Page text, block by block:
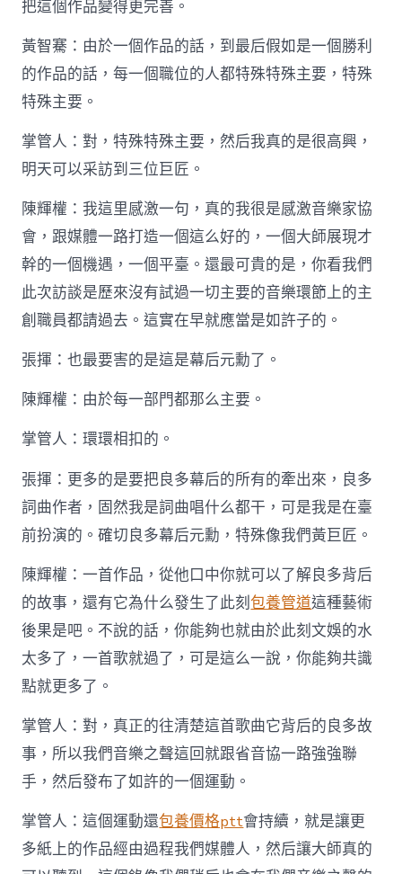
把這個作品變得更完善。
黃智騫：由於一個作品的話，到最后假如是一個勝利
的作品的話，每一個職位的人都特殊特殊主要，特殊
特殊主要。
掌管人：對，特殊特殊主要，然后我真的是很高興，
明天可以采訪到三位巨匠。
陳輝權：我這里感激一句，真的我很是感激音樂家協
會，跟媒體一路打造一個這么好的，一個大師展現才
幹的一個機遇，一個平臺。還最可貴的是，你看我們
此次訪談是歷來沒有試過一切主要的音樂環節上的主
創職員都請過去。這實在早就應當是如許子的。
張揮：也最要害的是這是幕后元勳了。
陳輝權：由於每一部門都那么主要。
掌管人：環環相扣的。
張揮：更多的是要把良多幕后的所有的牽出來，良多
詞曲作者，固然我是詞曲唱什么都干，可是我是在臺
前扮演的。確切良多幕后元勳，特殊像我們黃巨匠。
陳輝權：一首作品，從他口中你就可以了解良多背后
的故事，還有它為什么發生了此刻包養管道這種藝術
後果是吧。不說的話，你能夠也就由於此刻文娛的水
太多了，一首歌就過了，可是這么一說，你能夠共識
點就更多了。
掌管人：對，真正的往清楚這首歌曲它背后的良多故
事，所以我們音樂之聲這回就跟省音協一路強強聯
手，然后發布了如許的一個運動。
掌管人：這個運動還包養價格ptt會持續，就是讓更
多紙上的作品經由過程我們媒體人，然后讓大師真的